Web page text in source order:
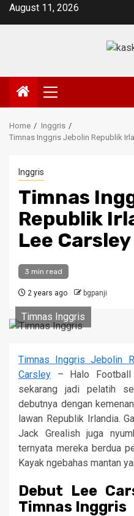
SkipAugust 11, 2026
Primary
Menu
Home
Inggris
Timnas Inggris Jebolin Republik
Inggris
Timnas
Republik
Lee Carsley
3 min read
2 years ago bgpanji
Timnas Inggris
Timnas Inggris Jebolin
Carsley – Halo Football
sekarang jadi pelatih
debutnya dengan
lawan Republik Irlandia.
Jack Grealish juga
ternyata mereka berdua
Kayak ngebahas mantan
Debut Lee
Timnas Inggris